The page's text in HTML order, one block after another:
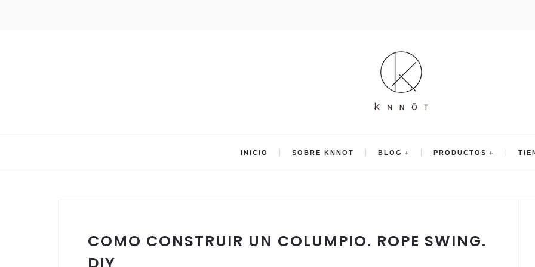
INICIO SOBRE KNNOT BLOG PRODUCTOS
COMO CONSTRUIR UN COLUMPIO. ROPE SWING.